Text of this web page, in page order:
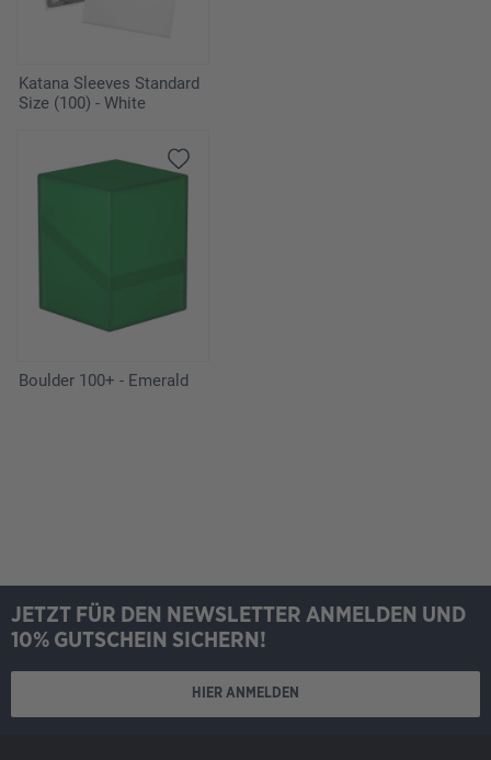
Katana Sleeves Standard
Size (100) - White
Boulder 100+ - Emerald
JETZT FÜR DEN NEWSLETTER ANMELDEN UND
10% GUTSCHEIN SICHERN!
HIER ANMELDEN